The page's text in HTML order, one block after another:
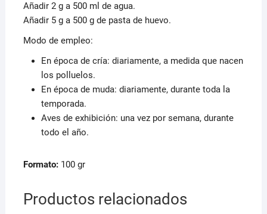
Añadir 2 g a 500 ml de agua.
Añadir 5 g a 500 g de pasta de huevo.
Modo de empleo:
En época de cría: diariamente, a medida que nacen
los polluelos.
En época de muda: diariamente, durante toda la
temporada.
Aves de exhibición: una vez por semana, durante
todo el año.
Formato:100 gr
Productos relacionados